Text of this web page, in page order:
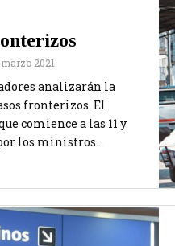
2021
analizarán la
fronterizos. El
comience a las 11 y
los ministros...